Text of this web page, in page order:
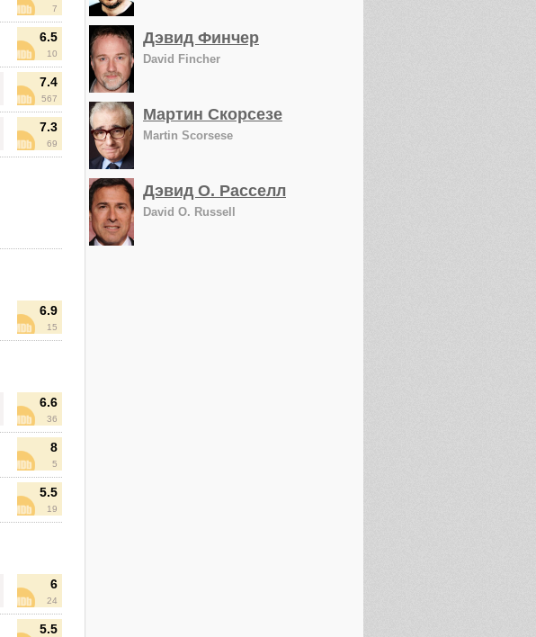
7
6.5
10
7.4
567
7.3
69
6.9
15
6.6
36
8
5
5.5
19
6
24
5.5
Дэвид Финчер
David Fincher
Мартин Скорсезе
Martin Scorsese
Дэвид О. Расселл
David O. Russell